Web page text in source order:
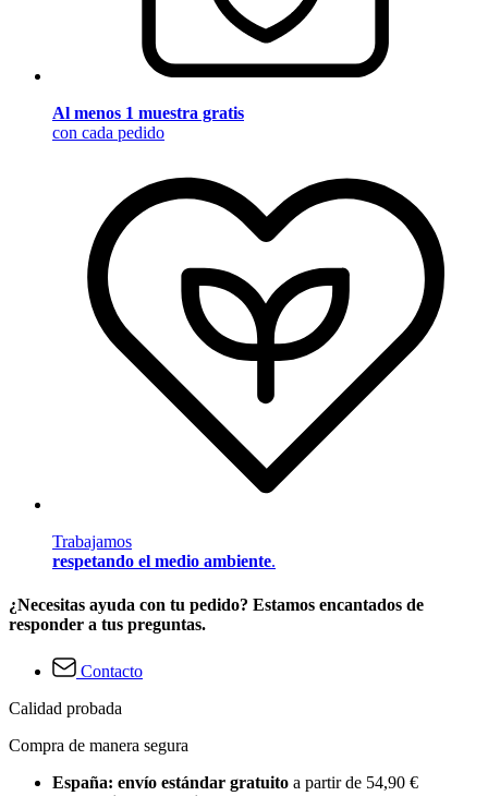
Al menos 1 muestra gratis
con cada pedido
Trabajamos
respetando el medio ambiente.
¿Necesitas ayuda con tu pedido? Estamos encantados de
responder a tus preguntas.
Contacto
Calidad probada
Compra de manera segura
España: envío estándar gratuito a partir de 54,90 €